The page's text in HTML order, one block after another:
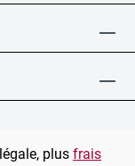
plus frais